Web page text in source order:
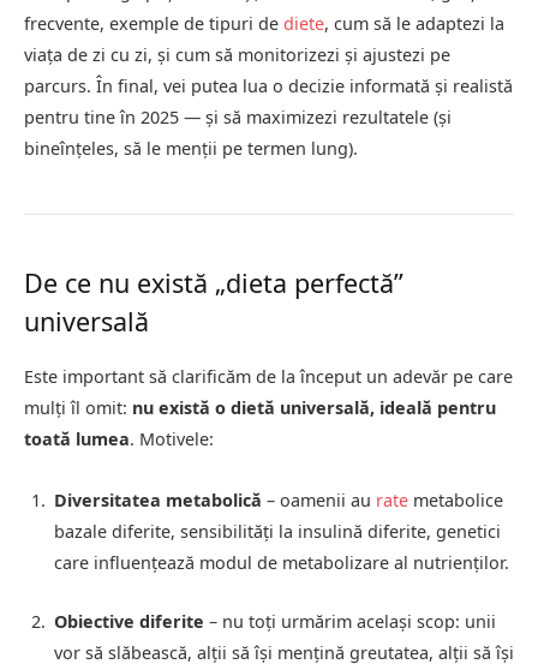
frecvente, exemple de tipuri de diete, cum să le adaptezi la
viața de zi cu zi, și cum să monitorizezi și ajustezi pe
parcurs. În final, vei putea lua o decizie informată și realistă
pentru tine în 2025 — și să maximizezi rezultatele (și
bineînțeles, să le menții pe termen lung).
De ce nu există „dieta perfectă”
universală
Este important să clarificăm de la început un adevăr pe care
mulți îl omit: nu există o dietă universală, ideală pentru
toată lumea. Motivele:
Diversitatea metabolică – oamenii au rate metabolice
bazale diferite, sensibilități la insulină diferite, genetici
care influențează modul de metabolizare al nutrienților.
Obiective diferite – nu toți urmărim același scop: unii
vor să slăbească, alții să își mențină greutatea, alții să își